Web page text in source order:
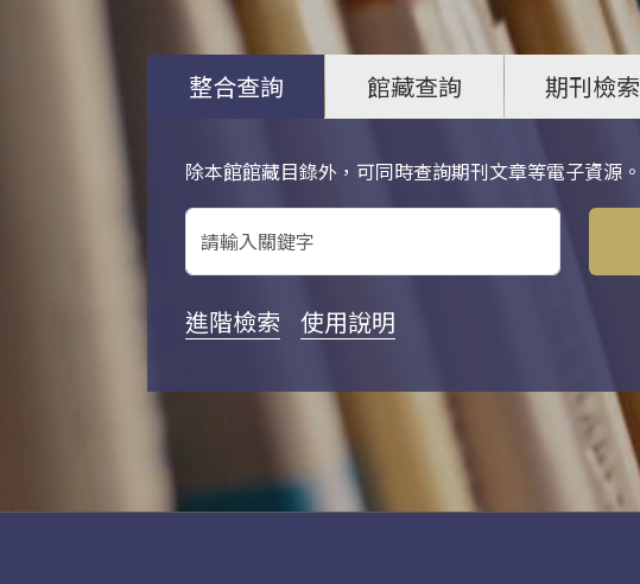
整合查詢 館藏查詢 期刊檢索
除本館館藏目錄外，可同時查詢期刊文章等電子資源。
關鍵字搜尋
進階檢索 使用說明